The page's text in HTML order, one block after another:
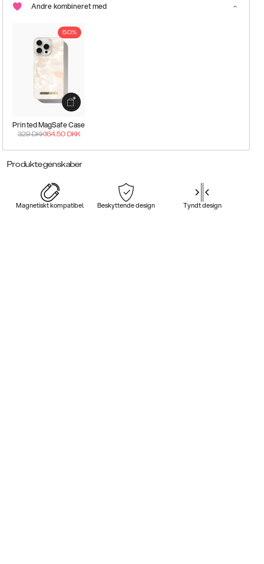
Andre kombineret med
50%
Printed MagSafe Case
329DKK164.50 DKK
Produktegenskaber
Magnetiskt kompatibel Beskyttende design Tyndt design